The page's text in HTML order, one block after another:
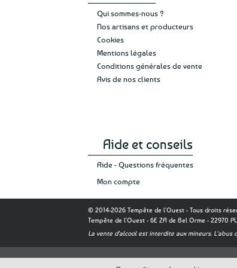
Qui sommes-nous ?
Nos artisans et producteurs
Cookies
Mentions légales
Conditions générales de vente
Avis de nos clients
Aide et conseils
Aide - Questions fréquentes
Mon compte
© 2014-2026 Tempête de l'Ouest - Tous droits
Tempête de l'Ouest - 6E ZA de Bel Orme - 22970
La vente d'alcool est interdite aux mineurs. L'abus